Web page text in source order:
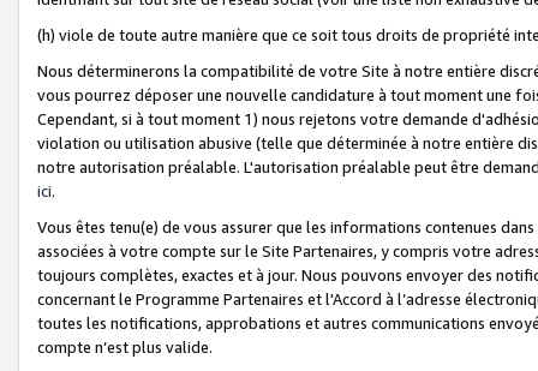
(h) viole de toute autre manière que ce soit tous droits de propriété
Nous déterminerons la compatibilité de votre Site à notre entière
vous pourrez déposer une nouvelle candidature à tout moment une
Cependant, si à tout moment 1) nous rejetons votre demande
violation ou utilisation abusive (telle que déterminée à notre entière
notre autorisation préalable. L'autorisation préalable peut être
ici.
Vous êtes tenu(e) de vous assurer que les informations contenues
associées à votre compte sur le Site Partenaires, y compris votre
toujours complètes, exactes et à jour. Nous pouvons envoyer des
concernant le Programme Partenaires et l'Accord à l’adresse
toutes les notifications, approbations et autres communications
compte n’est plus valide.